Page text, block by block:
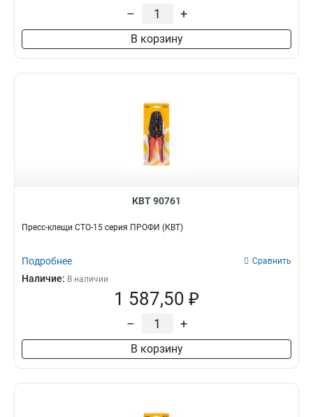
– +
В корзину
КВТ 90761
Пресс-клещи СТО-15 серия ПРОФИ (КВТ)
Подробнее Сравнить
Наличие: В наличии
1 587,50 ₽
– +
В корзину